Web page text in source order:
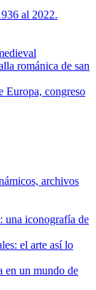
al 2022.
románica de san
Europa, congreso
archivos
una iconografía de
el arte así lo
en un mundo de